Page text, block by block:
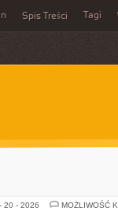
Spis Treści Tagi
20 - 2026
MOŻLIWOŚĆ